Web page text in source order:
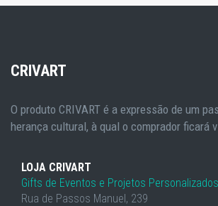
CRIVART
O produto CRIVART é a expressão de um
herança cultural, à qual o comprador ficará
LOJA CRIVART
Gifts de Eventos e Projetos Personalizados
Rua de Passos Manuel, 239